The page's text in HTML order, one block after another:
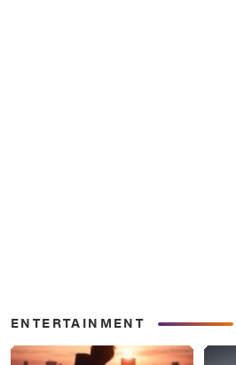
ENTERTAINMENT